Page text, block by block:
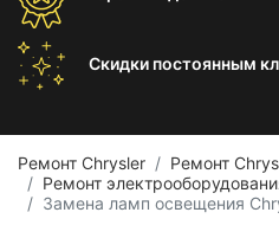
Скидки постоянным
Ремонт Chrysler
Ремонт
Ремонт
Замена ламп освещения